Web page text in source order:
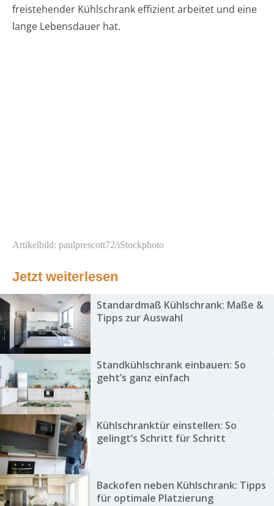
freistehender Kühlschrank effizient arbeitet und eine
lange Lebensdauer hat.
Artikelbild: paulprescott72/iStockphoto
Jetzt weiterlesen
Standardmaß Kühlschrank: Maße &
Tipps zur Auswahl
Standkühlschrank einbauen: So
geht’s ganz einfach
Kühlschranktür einstellen: So
gelingt’s Schritt für Schritt
Backofen neben Kühlschrank: Tipps
für optimale Platzierung